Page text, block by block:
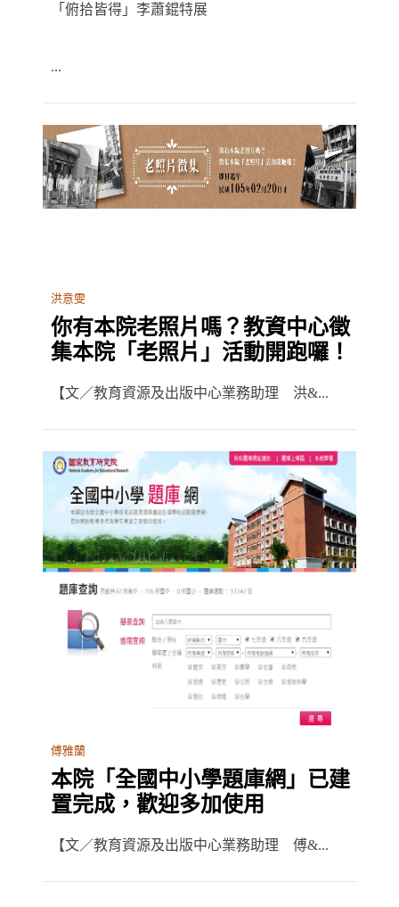
「俯拾皆得」李蕭錕特展
...
洪意雯
你有本院老照片嗎？教資中心徵
集本院「老照片」活動開跑囉！
【文／教育資源及出版中心業務助理 洪&...
傅雅蘭
本院「全國中小學題庫網」已建
置完成，歡迎多加使用
【文／教育資源及出版中心業務助理 傅&...